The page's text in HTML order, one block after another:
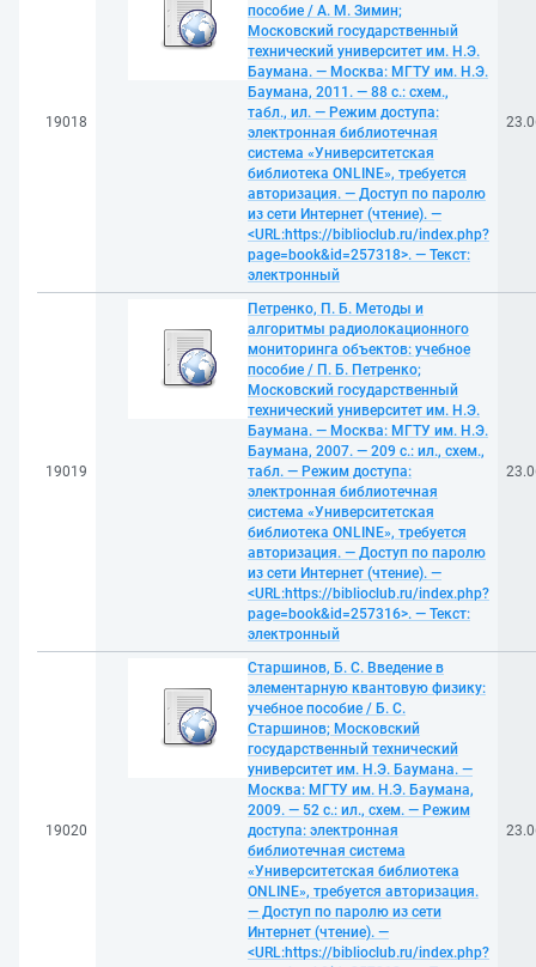
19018
пособие / А. М. Зимин;
Московский государственный
технический университет им. Н.Э.
Баумана. — Москва: МГТУ им. Н.Э.
Баумана, 2011. — 88 с.: схем.,
табл., ил. — Режим доступа:
электронная библиотечная
система «Университетская
библиотека ONLINE», требуется
авторизация. — Доступ по паролю
из сети Интернет (чтение). —
<URL:https://biblioclub.ru/index.php?
page=book&id=257318>. — Текст:
электронный
19019
Петренко, П. Б. Методы и
алгоритмы радиолокационного
мониторинга объектов: учебное
пособие / П. Б. Петренко;
Московский государственный
технический университет им. Н.Э.
Баумана. — Москва: МГТУ им. Н.Э.
Баумана, 2007. — 209 с.: ил., схем.,
табл. — Режим доступа:
электронная библиотечная
система «Университетская
библиотека ONLINE», требуется
авторизация. — Доступ по паролю
из сети Интернет (чтение). —
<URL:https://biblioclub.ru/index.php?
page=book&id=257316>. — Текст:
электронный
19020
Старшинов, Б. С. Введение в
элементарную квантовую физику:
учебное пособие / Б. С.
Старшинов; Московский
государственный технический
университет им. Н.Э. Баумана. —
Москва: МГТУ им. Н.Э. Баумана,
2009. — 52 с.: ил., схем. — Режим
доступа: электронная
библиотечная система
«Университетская библиотека
ONLINE», требуется авторизация.
— Доступ по паролю из сети
Интернет (чтение). —
<URL:https://biblioclub.ru/index.php?